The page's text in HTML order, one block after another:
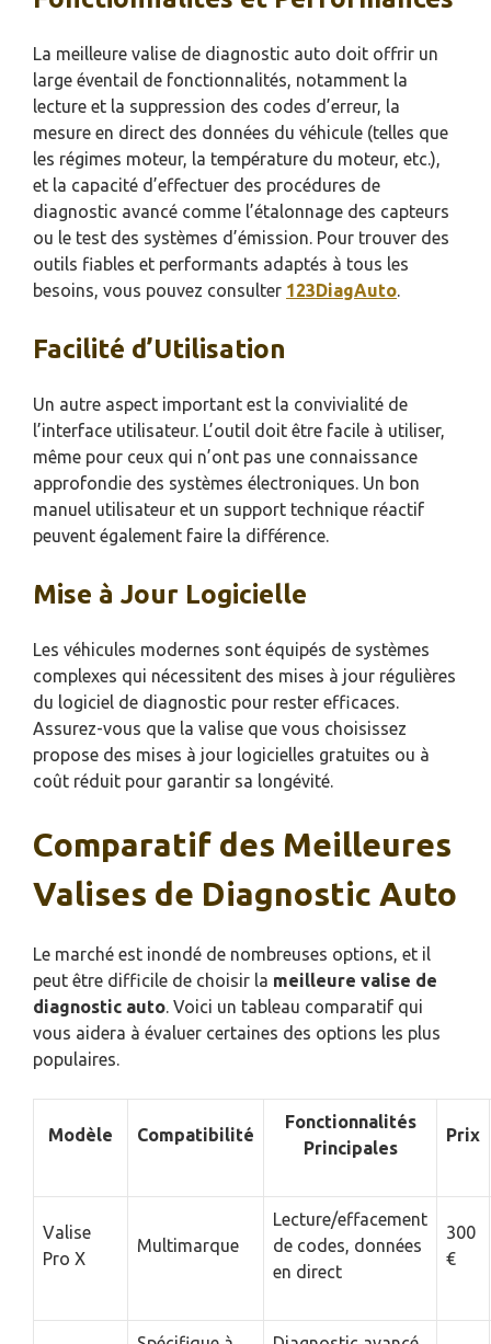
La meilleure valise de diagnostic auto doit offrir un
large éventail de fonctionnalités, notamment la
lecture et la suppression des codes d’erreur, la
mesure en direct des données du véhicule (telles que
les régimes moteur, la température du moteur, etc.),
et la capacité d’effectuer des procédures de
diagnostic avancé comme l’étalonnage des capteurs
ou le test des systèmes d’émission. Pour trouver des
outils fiables et performants adaptés à tous les
besoins, vous pouvez consulter 123DiagAuto
Facilité d’Utilisation
Un autre aspect important est la convivialité de
l’interface utilisateur. L’outil doit être facile à utiliser,
même pour ceux qui n’ont pas une connaissance
approfondie des systèmes électroniques. Un bon
manuel utilisateur et un support technique réactif
peuvent également faire la différence.
Mise à Jour Logicielle
Les véhicules modernes sont équipés de systèmes
complexes qui nécessitent des mises à jour régulières
du logiciel de diagnostic pour rester efficaces.
Assurez-vous que la valise que vous choisissez
propose des mises à jour logicielles gratuites ou à
coût réduit pour garantir sa longévité.
Comparatif des Meilleures
Valises de Diagnostic Auto
Le marché est inondé de nombreuses options, et il
peut être difficile de choisir la meilleure valise de
diagnostic auto . Voici un tableau comparatif qui
vous aidera à évaluer certaines des options les plus
populaires.
Modèle Compatibilité
Fonctionnalités
Principales
Prix
Valise
Pro X
Multimarque
Lecture/effacement
de codes, données
en direct
300
€